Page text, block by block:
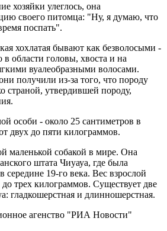
хозяйки улеглось, она
своего питомца: "Ну, я думаю, что
поспать".
хохлатая бывают как безволосыми -
области головы, хвоста и на
вуалеобразными волосами.
получили из-за того, что породу
страной, утвердившей породу,
особи - около 25 сантиметров в
двух до пяти килограммов.
маленькой собакой в мире. Она
штата Чиуауа, где была
19-го века. Вес взрослой
трех килограммов. Существует две
гладкошерстная и длинношерстная.
агенство "РИА Новости"